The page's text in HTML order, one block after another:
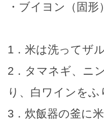
・ブイヨン（固
1．米は洗ってザ
2．タマネギ、ニ
り、白ワインをふ
3．炊飯器の釜に